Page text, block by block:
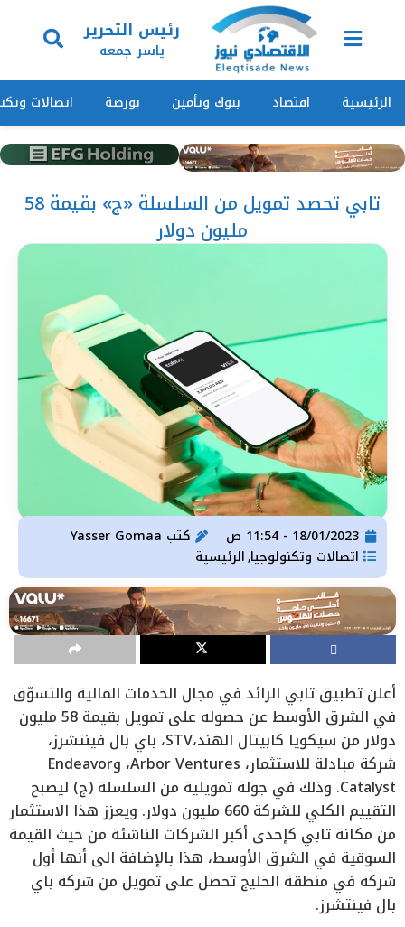
رئيس التحرير
ياسر جمعه
الرئيسية اقتصاد بنوك وتأمين بورصة اتصالات
تابي تحصد تمويل من السلسلة «ج» بقيمة 58
مليون دولار
18/01/2023 - 11:54 ص كتبYasser Gomaa
اتصالات وتكنولوجيا,الرئيسية
أعلن تطبيق تابي الرائد في مجال الخدمات المالية والتسوّق
في الشرق الأوسط عن حصوله على تمويل بقيمة 58 مليون
دولار من سيكويا كابيتال الهند،STV، باي بال فينتشرز،
شركة مبادلة للاستثمار، Arbor Ventures، وEndeavor
Catalyst. وذلك في جولة تمويلية من السلسلة (ج) ليصبح
التقييم الكلي للشركة 660 مليون دولار. ويعزز هذا الاستثمار
من مكانة تابي كإحدى أكبر الشركات الناشئة من حيث القيمة
السوقية في الشرق الأوسط، هذا بالإضافة الى أنها أول
شركة في منطقة الخليج تحصل على تمويل من شركة باي
بال فينتشرز.